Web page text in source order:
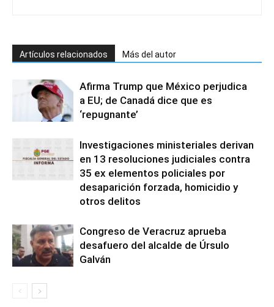
Artículos relacionados Más del autor
Afirma Trump que México perjudica
a EU; de Canadá dice que es
‘repugnante’
Investigaciones ministeriales derivan
en 13 resoluciones judiciales contra
35 ex elementos policiales por
desaparición forzada, homicidio y
otros delitos
Congreso de Veracruz aprueba
desafuero del alcalde de Úrsulo
Galván